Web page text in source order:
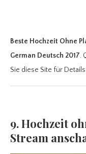
Beste Hochzeit Ohne
German Deutsch 2017.
Sie diese Site für
9. Hochzeit
Stream